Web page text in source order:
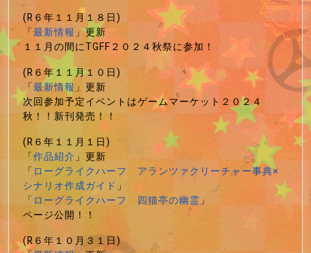
(R６年１１月１８日)
「最新情報」更新
１１月の間にTGFF２０２４秋祭に参加！
(R６年１１月１０日)
「最新情報」更新
次回参加予定イベントはゲームマーケット２０２４
秋！！新刊発売！！
(R６年１１月１日)
「作品紹介」更新
「ローグライクハーフ アランツァクリーチャー事典×
シナリオ作成ガイド」
「ローグライクハーフ 四猫亭の幽霊」
ページ公開！！
(R６年１０月３１日)